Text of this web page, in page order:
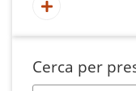
Cerca per